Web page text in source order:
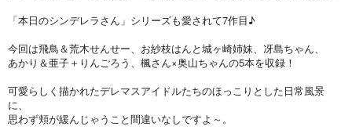
「本日のシンデレラさん」シリーズも愛されて7作目♪
今回は飛鳥＆荒木せんせー、お紗枝はんと城ヶ崎姉妹、冴島ちゃん、
あかり＆亜子＋りんごろう、楓さん×奥山ちゃんの5本を収録！
可愛らしく描かれたデレマスアイドルたちのほっこりとした日常風景
に、
思わず頬が緩んじゃうこと間違いなしですよ～。